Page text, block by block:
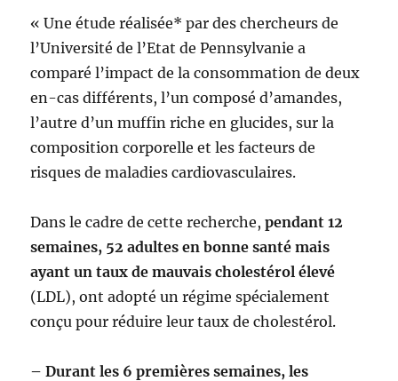
« Une étude réalisée* par des chercheurs de
l’Université de l’Etat de Pennsylvanie a
comparé l’impact de la consommation de deux
en-cas différents, l’un composé d’amandes,
l’autre d’un muffin riche en glucides, sur la
composition corporelle et les facteurs de
risques de maladies cardiovasculaires.
Dans le cadre de cette recherche,pendant 12
semaines, 52 adultes en bonne santé mais
ayant un taux de mauvais cholestérol élevé
(LDL), ont adopté un régime spécialement
conçu pour réduire leur taux de cholestérol.
– Durant les 6 premières semaines, les